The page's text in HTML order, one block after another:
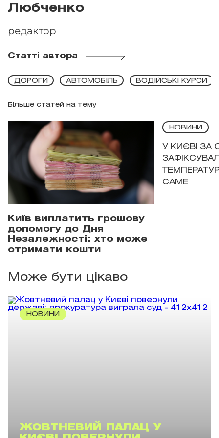
Любченко
редактор
Статті автора
Більше статей на тему
ДОРОГИ АВТОМОБІЛЬ ВОДІЙСЬКІ КУРСИ
Київ виплатить грошову
допомогу до Дня
Незалежності: хто може
отримати кошти
НОВИНИ
У КИЄВІ ЗА
САМЕ
Може бути цікаво
НОВИНИ
ЖОВТНЕВИЙ ПАЛАЦ У